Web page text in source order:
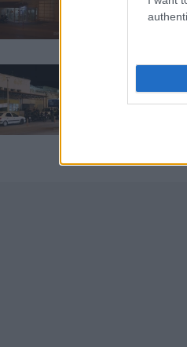
Αιματηρή